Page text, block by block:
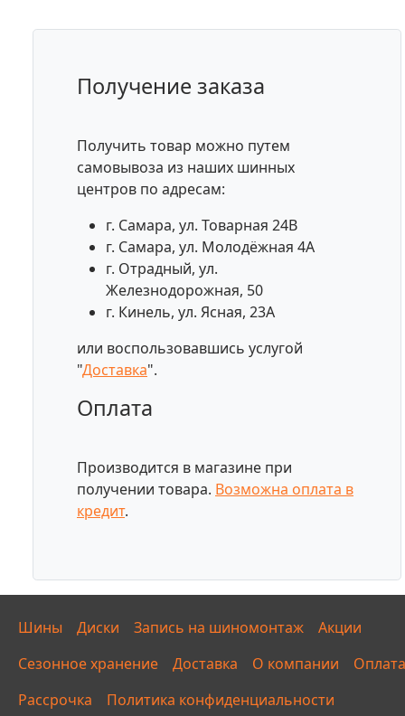
Получение заказа
Получить товар можно путем
самовывоза из наших шинных
центров по адресам:
г. Самара, ул. Товарная 24В
г. Самара, ул. Молодёжная 4А
г. Отрадный, ул.
Железнодорожная, 50
г. Кинель, ул. Ясная, 23А
или воспользовавшись услугой
"Доставка".
Оплата
Производится в магазине при
получении товара. Возможна оплата в
кредит.
Шины Диски Запись на шиномонтаж
Акции
Сезонное хранение
Доставка О компании
Оплата
Рассрочка
Политика конфиденциальности